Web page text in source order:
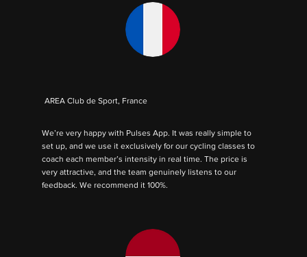
AREA Club de Sport, France
We’re very happy with Pulses App. It was really simple to
set up, and we use it exclusively for our cycling classes to
coach each member’s intensity in real time. The price is
very attractive, and the team genuinely listens to our
feedback. We recommend it 100%.